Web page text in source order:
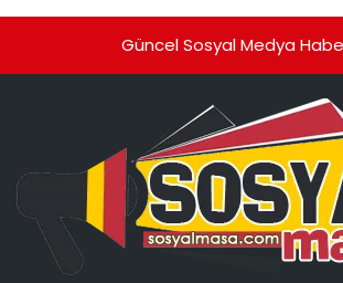
Güncel Sosyal Medya